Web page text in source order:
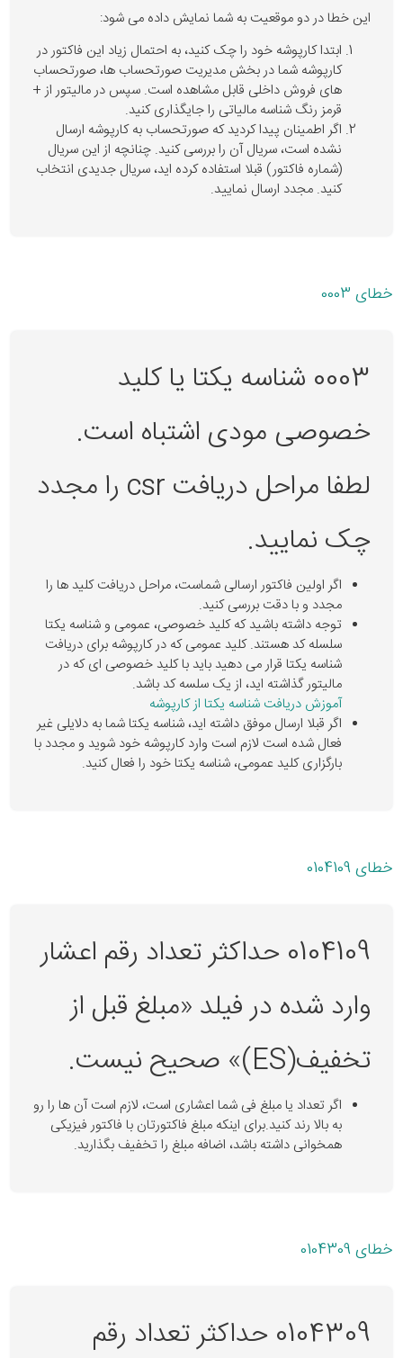
این خطا در دو موقعیت به شما نمایش داده می شود:
ابتدا کارپوشه خود را چک کنید، به احتمال زیاد این فاکتور در
کارپوشه شما در بخش مدیریت صورتحساب ها، صورتحساب
های فروش داخلی قابل مشاهده است. سپس در مالیتور از +
قرمز رنگ شناسه مالیاتی را جایگذاری کنید.
اگر اطمینان پیدا کردید که صورتحساب به کارپوشه ارسال
نشده است، سریال آن را بررسی کنید. چنانچه از این سریال
(شماره فاکتور) قبلا استفاده کرده اید، سریال جدیدی انتخاب
کنید. مجدد ارسال نمایید.
خطای 0003
0003 شناسه یکتا یا کلید
خصوصی مودی اشتباه است.
لطفا مراحل دریافت csr را مجدد
چک نمایید.
اگر اولین فاکتور ارسالی شماست، مراحل دریافت کلید ها را
مجدد و با دقت بررسی کنید.
توجه داشته باشید که کلید خصوصی، عمومی و شناسه یکتا
سلسله کد هستند. کلید عمومی که در کارپوشه برای دریافت
شناسه یکتا قرار می دهید باید با کلید خصوصی ای که در
مالیتور گذاشته اید، از یک سلسه کد باشد.
آموزش دریافت شناسه یکتا از کارپوشه
اگر قبلا ارسال موفق داشته اید، شناسه یکتا شما به دلایلی غیر
فعال شده است لازم است وارد کارپوشه خود شوید و مجدد با
بارگزاری کلید عمومی، شناسه یکتا خود را فعال کنید.
خطای 0104109
0104109 حداکثر تعداد رقم اعشار
وارد شده در فیلد «مبلغ قبل از
تخفیف(ES)» صحیح نیست.
اگر تعداد یا مبلغ فی شما اعشاری است، لازم است آن ها را رو
به بالا رند کنید.برای اینکه مبلغ فاکتورتان با فاکتور فیزیکی
همخوانی داشته باشد، اضافه مبلغ را تخفیف بگذارید.
خطای 0104309
0104309 حداکثر تعداد رقم